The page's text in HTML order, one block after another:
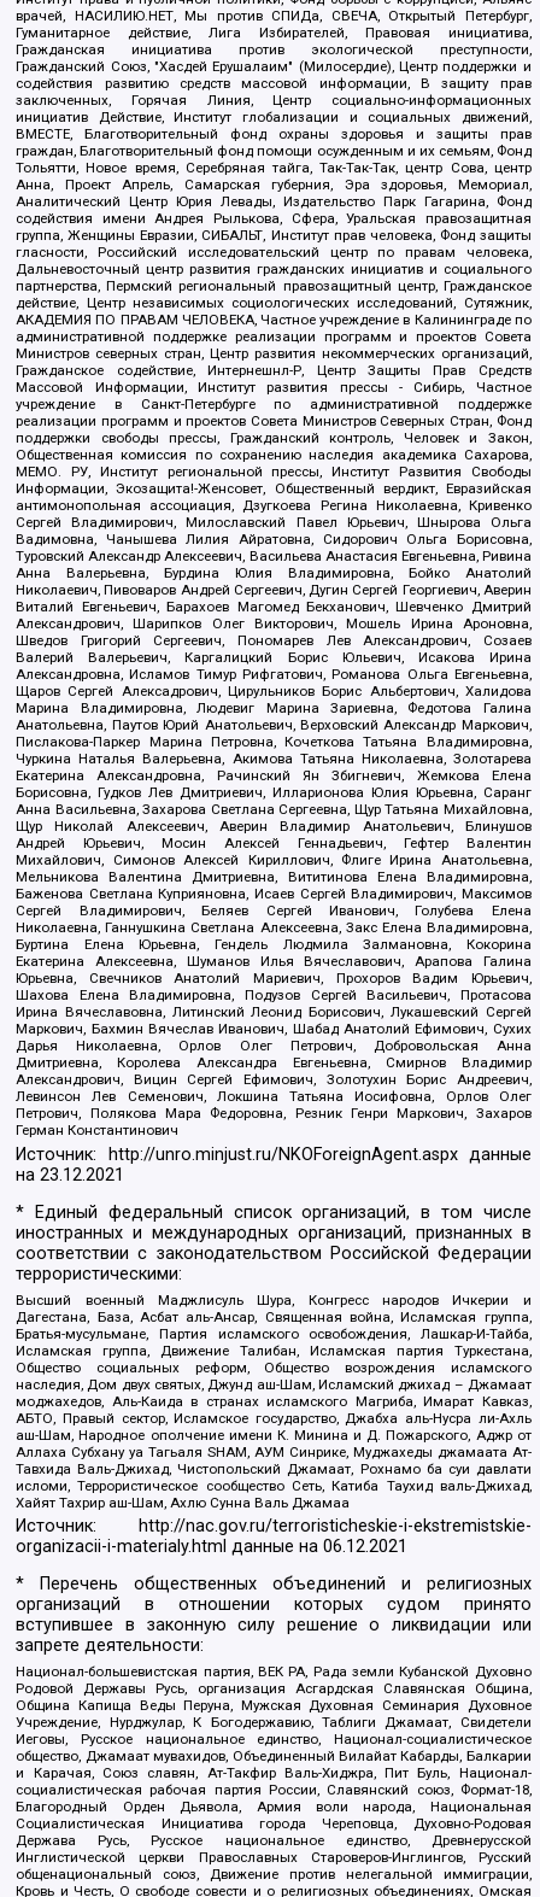
врачей, НАСИЛИЮ.НЕТ, Мы против СПИДа, СВЕЧА, Открытый Петербург,
Гуманитарное действие, Лига Избирателей, Правовая инициатива,
Гражданская инициатива против экологической преступности,
Гражданский Союз, "Хасдей Ерушалаим" (Милосердие), Центр поддержки и
содействия развитию средств массовой информации, В защиту прав
заключенных, Горячая Линия, Центр социально-информационных
инициатив Действие, Институт глобализации и социальных движений,
ВМЕСТЕ, Благотворительный фонд охраны здоровья и защиты прав
граждан, Благотворительный фонд помощи осужденным и их семьям, Фонд
Тольятти, Новое время, Серебряная тайга, Так-Так-Так, центр Сова, центр
Анна, Проект Апрель, Самарская губерния, Эра здоровья, Мемориал,
Аналитический Центр Юрия Левады, Издательство Парк Гагарина, Фонд
содействия имени Андрея Рылькова, Сфера, Уральская правозащитная
группа, Женщины Евразии, СИБАЛЬТ, Институт прав человека, Фонд защиты
гласности, Российский исследовательский центр по правам человека,
Дальневосточный центр развития гражданских инициатив и социального
партнерства, Пермский региональный правозащитный центр, Гражданское
действие, Центр независимых социологических исследований, Сутяжник,
АКАДЕМИЯ ПО ПРАВАМ ЧЕЛОВЕКА, Частное учреждение в Калининграде по
административной поддержке реализации программ и проектов Совета
Министров северных стран, Центр развития некоммерческих организаций,
Гражданское содействие, Интернешнл-Р, Центр Защиты Прав Средств
Массовой Информации, Институт развития прессы - Сибирь, Частное
учреждение в Санкт-Петербурге по административной поддержке
реализации программ и проектов Совета Министров Северных Стран, Фонд
поддержки свободы прессы, Гражданский контроль, Человек и Закон,
Общественная комиссия по сохранению наследия академика Сахарова,
МЕМО. РУ, Институт региональной прессы, Институт Развития Свободы
Информации, Экозащита!-Женсовет, Общественный вердикт, Евразийская
антимонопольная ассоциация, Дзугкоева Регина Николаевна, Кривенко
Сергей Владимирович, Милославский Павел Юрьевич, Шнырова Ольга
Вадимовна, Чанышева Лилия Айратовна, Сидорович Ольга Борисовна,
Туровский Александр Алексеевич, Васильева Анастасия Евгеньевна, Ривина
Анна Валерьевна, Бурдина Юлия Владимировна, Бойко Анатолий
Николаевич, Пивоваров Андрей Сергеевич, Дугин Сергей Георгиевич, Аверин
Виталий Евгеньевич, Барахоев Магомед Бекханович, Шевченко Дмитрий
Александрович, Шарипков Олег Викторович, Мошель Ирина Ароновна,
Шведов Григорий Сергеевич, Пономарев Лев Александрович, Созаев
Валерий Валерьевич, Каргалицкий Борис Юльевич, Исакова Ирина
Александровна, Исламов Тимур Рифгатович, Романова Ольга Евгеньевна,
Щаров Сергей Алексадрович, Цирульников Борис Альбертович, Халидова
Марина Владимировна, Людевиг Марина Зариевна, Федотова Галина
Анатольевна, Паутов Юрий Анатольевич, Верховский Александр Маркович,
Пислакова-Паркер Марина Петровна, Кочеткова Татьяна Владимировна,
Чуркина Наталья Валерьевна, Акимова Татьяна Николаевна, Золотарева
Екатерина Александровна, Рачинский Ян Збигневич, Жемкова Елена
Борисовна, Гудков Лев Дмитриевич, Илларионова Юлия Юрьевна, Саранг
Анна Васильевна, Захарова Светлана Сергеевна, Щур Татьяна Михайловна,
Щур Николай Алексеевич, Аверин Владимир Анатольевич, Блинушов
Андрей Юрьевич, Мосин Алексей Геннадьевич, Гефтер Валентин
Михайлович, Симонов Алексей Кириллович, Флиге Ирина Анатольевна,
Мельникова Валентина Дмитриевна, Вититинова Елена Владимировна,
Баженова Светлана Куприяновна, Исаев Сергей Владимирович, Максимов
Сергей Владимирович, Беляев Сергей Иванович, Голубева Елена
Николаевна, Ганнушкина Светлана Алексеевна, Закс Елена Владимировна,
Буртина Елена Юрьевна, Гендель Людмила Залмановна, Кокорина
Екатерина Алексеевна, Шуманов Илья Вячеславович, Арапова Галина
Юрьевна, Свечников Анатолий Мариевич, Прохоров Вадим Юрьевич,
Шахова Елена Владимировна, Подузов Сергей Васильевич, Протасова
Ирина Вячеславовна, Литинский Леонид Борисович, Лукашевский Сергей
Маркович, Бахмин Вячеслав Иванович, Шабад Анатолий Ефимович, Сухих
Дарья Николаевна, Орлов Олег Петрович, Добровольская Анна
Дмитриевна, Королева Александра Евгеньевна, Смирнов Владимир
Александрович, Вицин Сергей Ефимович, Золотухин Борис Андреевич,
Левинсон Лев Семенович, Локшина Татьяна Иосифовна, Орлов Олег
Петрович, Полякова Мара Федоровна, Резник Генри Маркович, Захаров
Герман Константинович
Источник: http://unro.minjust.ru/NKOForeignAgent.aspxданные
на23.12.2021
* Единый федеральный список организаций, в том числе
иностранных и международных организаций, признанных в
соответствии с законодательством Российской Федерации
террористическими:
Высший военный Маджлисуль Шура, Конгресс народов Ичкерии и
Дагестана, База, Асбат аль-Ансар, Священная война, Исламская группа,
Братья-мусульмане, Партия исламского освобождения, Лашкар-И-Тайба,
Исламская группа, Движение Талибан, Исламская партия Туркестана,
Общество социальных реформ, Общество возрождения исламского
наследия, Дом двух святых, Джунд аш-Шам, Исламский джихад – Джамаат
моджахедов, Аль-Каида в странах исламского Магриба, Имарат Кавказ,
АБТО, Правый сектор, Исламское государство, Джабха аль-Нусра ли-Ахль
аш-Шам, Народное ополчение имени К. Минина и Д. Пожарского, Аджр от
Аллаха Субхану уа Тагьаля SHAM, АУМ Синрике, Муджахеды джамаата Ат-
Тавхида Валь-Джихад, Чистопольский Джамаат, Рохнамо ба суи давлати
исломи, Террористическое сообщество Сеть, Катиба Таухид валь-Джихад,
Хайят Тахрир аш-Шам, Ахлю Сунна Валь Джамаа
Источник:
http://nac.gov.ru/terroristicheskie-i-ekstremistskie-
organizacii-i-materialy.html данные на06.12.2021
* Перечень общественных объединений и религиозных
организаций в отношении которых судом принято
вступившее в законную силу решение о ликвидации или
запрете деятельности:
Национал-большевистская партия, ВЕК РА, Рада земли Кубанской Духовно
Родовой Державы Русь, организация Асгардская Славянская Община,
Община Капища Веды Перуна, Мужская Духовная Семинария Духовное
Учреждение, Нурджулар, К Богодержавию, Таблиги Джамаат, Свидетели
Иеговы, Русское национальное единство, Национал-социалистическое
общество, Джамаат мувахидов, Объединенный Вилайат Кабарды, Балкарии
и Карачая, Союз славян, Ат-Такфир Валь-Хиджра, Пит Буль, Национал-
социалистическая рабочая партия России, Славянский союз, Формат-18,
Благородный Орден Дьявола, Армия воли народа, Национальная
Социалистическая Инициатива города Череповца, Духовно-Родовая
Держава Русь, Русское национальное единство, Древнерусской
Инглистической церкви Православных Староверов-Инглингов, Русский
общенациональный союз, Движение против нелегальной иммиграции,
Кровь и Честь, О свободе совести и о религиозных объединениях, Омская